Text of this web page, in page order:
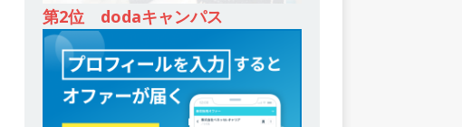
第2位 dodaキャンパス